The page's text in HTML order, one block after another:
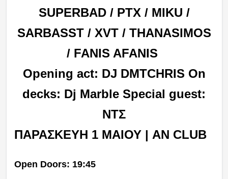
ΕκπομπέςSUPERBAD / PTX / MIKU /
SARBASST / XVT / THANASIMOS
/ FANIS AFANIS
Opening act: DJ DMTCHRIS On
decks: Dj Marble Special guest:
NTΣ
ΠΑΡΑΣΚΕΥΗ 1 ΜΑΙΟΥ | AN CLUB
Open Doors: 19:45